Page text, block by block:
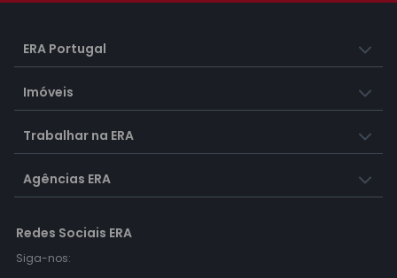
ERA Portugal
Imóveis
Trabalhar na ERA
Agências ERA
Redes Sociais ERA
Siga-nos: